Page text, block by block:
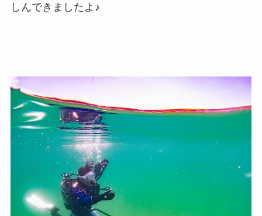
しんできましたよ♪